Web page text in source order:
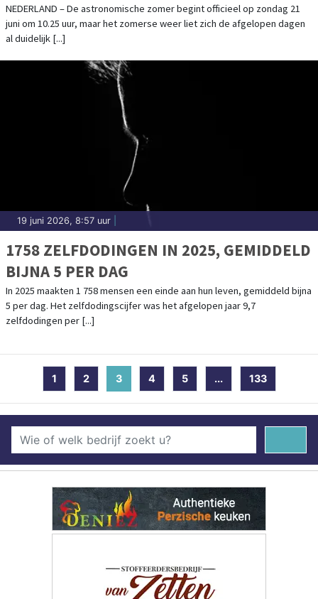
NEDERLAND – De astronomische zomer begint officieel op zondag 21
juni om 10.25 uur, maar het zomerse weer liet zich de afgelopen dagen
al duidelijk [...]
19 juni 2026, 8:57 uur
1758 ZELFDODINGEN IN 2025, GEMIDDELD
BIJNA 5 PER DAG
In 2025 maakten 1 758 mensen een einde aan hun leven, gemiddeld bijna
5 per dag. Het zelfdodingscijfer was het afgelopen jaar 9,7
zelfdodingen per [...]
1 2 3(current)
4 5 ... 133